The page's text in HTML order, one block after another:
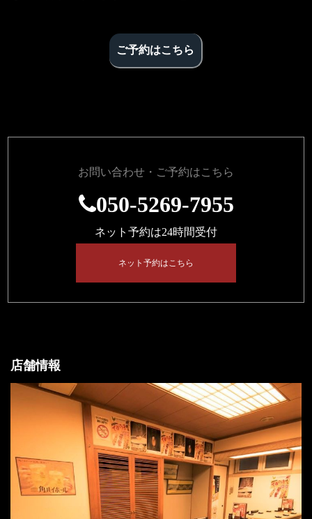
ご予約はこちら
お問い合わせ・ご予約はこちら
050-5269-7955
ネット予約は24時間受付
ネット予約はこちら
店舗情報